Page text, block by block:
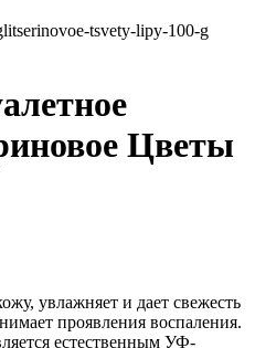
Цветы
увлажняет и дает свежесть
проявления воспаления.
естественным УФ-